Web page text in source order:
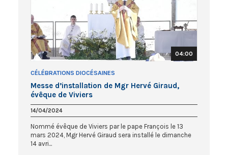
04:00
CÉLÉBRATIONS DIOCÉSAINES
Messe d’installation de Mgr Hervé Giraud,
évêque de Viviers
14/04/2024
Nommé évêque de Viviers par le pape François le 13
mars 2024, Mgr Hervé Giraud sera installé le dimanche
14 avri...